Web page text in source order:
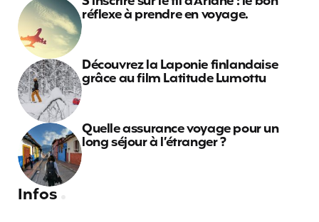
réflexe à prendre en voyage.
Découvrez la Laponie finlandaise
grâce au film Latitude Lumottu
Quelle assurance voyage pour un
long séjour à l’étranger ?
Infos